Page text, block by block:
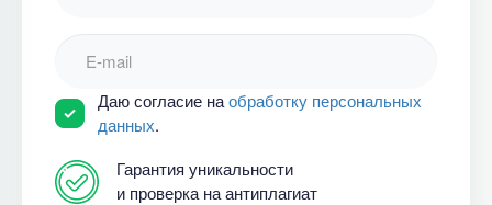
Даю согласие наобработку персональных
данных.
Гарантия уникальности
и проверка на антиплагиат